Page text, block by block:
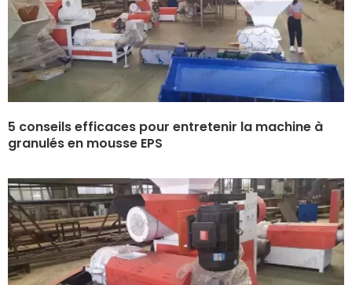
5 conseils efficaces pour entretenir la machine à
granulés en mousse EPS